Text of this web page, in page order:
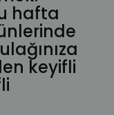
hafta
keyifli